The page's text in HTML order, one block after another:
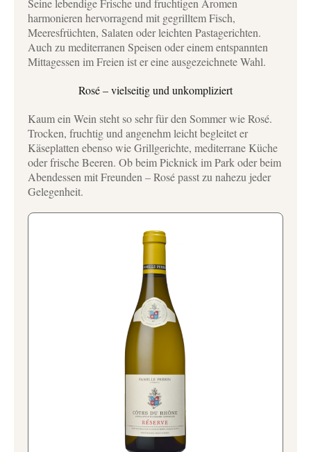
Seine lebendige Frische und fruchtigen Aromen
harmonieren hervorragend mit gegrilltem Fisch,
Meeresfrüchten, Salaten oder leichten Pastagerichten.
Auch zu mediterranen Speisen oder einem entspannten
Mittagessen im Freien ist er eine ausgezeichnete Wahl.
Rosé – vielseitig und unkompliziert
Kaum ein Wein steht so sehr für den Sommer wie Rosé.
Trocken, fruchtig und angenehm leicht begleitet er
Käseplatten ebenso wie Grillgerichte, mediterrane Küche
oder frische Beeren. Ob beim Picknick im Park oder beim
Abendessen mit Freunden – Rosé passt zu nahezu jeder
Gelegenheit.